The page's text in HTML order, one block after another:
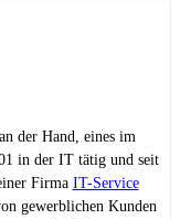
der Hand, eines im
in der IT tätig und seit
Firma IT-Service
gewerblichen Kunden